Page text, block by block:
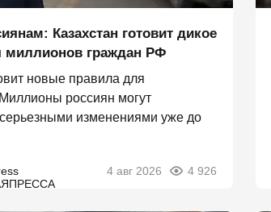
Казахстан готовит дикое
миллионов граждан РФ
новые правила для
россиян могут
серьезными изменениями уже до
4 авг 2026 4 926